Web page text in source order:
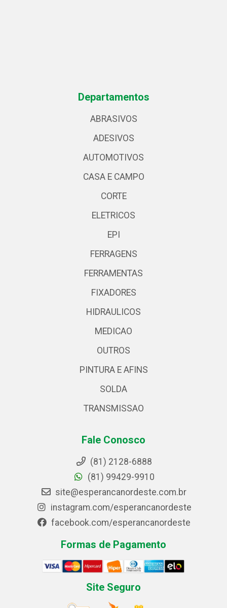
Departamentos
ABRASIVOS
ADESIVOS
AUTOMOTIVOS
CASA E CAMPO
CORTE
ELETRICOS
EPI
FERRAGENS
FERRAMENTAS
FIXADORES
HIDRAULICOS
MEDICAO
OUTROS
PINTURA E AFINS
SOLDA
TRANSMISSAO
Fale Conosco
(81) 2128-6888
(81) 99429-9910
site@esperancanordeste.com.br
instagram.com/esperancanordeste
facebook.com/esperancanordeste
Formas de Pagamento
Site Seguro